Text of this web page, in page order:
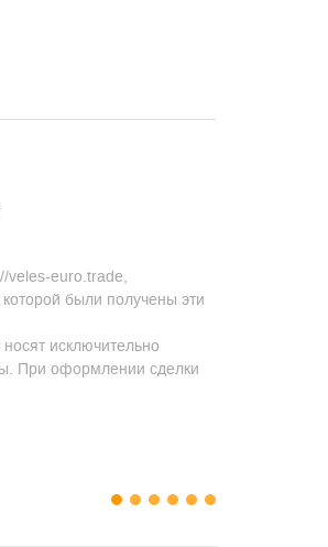
euro.trade,
были получены эти
исключительно
При оформлении сделки
1 2 3 4 5 6